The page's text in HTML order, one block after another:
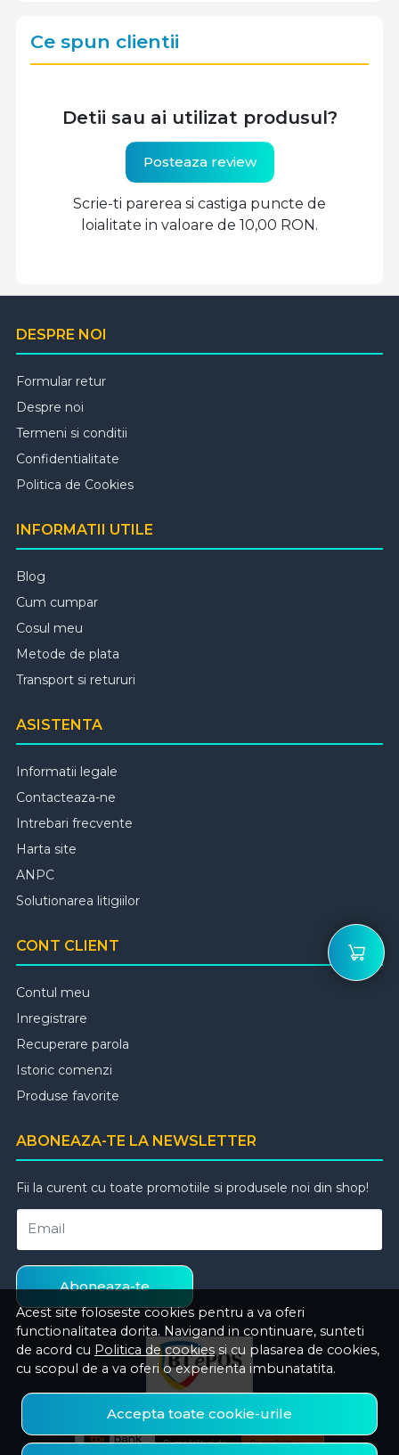
Ce spun clientii
Detii sau ai utilizat produsul?
Posteaza review
Scrie-ti parerea si castiga puncte de
loialitate in valoare de 10,00 RON.
Acest site foloseste cookies pentru a va oferi
functionalitatea dorita. Navigand in continuare, sunteti
de acord cu Politica de cookies si cu plasarea de cookies,
cu scopul de a va oferi o experienta imbunatatita.
Accepta toate cookie-urile
DESPRE NOI
Formular retur
Despre noi
Termeni si conditii
Confidentialitate
Politica de Cookies
INFORMATII UTILE
Blog
Cum cumpar
Cosul meu
Metode de plata
Transport si retururi
ASISTENTA
Informatii legale
Contacteaza-ne
Intrebari frecvente
Harta site
ANPC
Solutionarea litigiilor
CONT CLIENT
Contul meu
Inregistrare
Recuperare parola
Istoric comenzi
Produse favorite
ABONEAZA-TE LA NEWSLETTER
Fii la curent cu toate promotiile si produsele noi din shop!
Email
Aboneaza-te